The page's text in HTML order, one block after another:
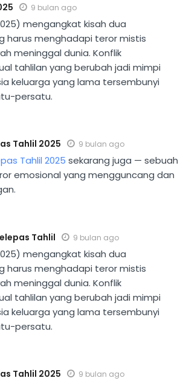
9 bulan ago
mengangkat kisah dua
harus menghadapi teror mistis
meninggal dunia. Konflik
tahlilan yang berubah jadi mimpi
keluarga yang lama tersembunyi
persatu.
Tahlil 2025 9 bulan ago
Tahlil 2025 sekarang juga — sebuah
emosional yang mengguncang dan
Tahlil 9 bulan ago
mengangkat kisah dua
harus menghadapi teror mistis
meninggal dunia. Konflik
tahlilan yang berubah jadi mimpi
keluarga yang lama tersembunyi
persatu.
Tahlil 2025 9 bulan ago